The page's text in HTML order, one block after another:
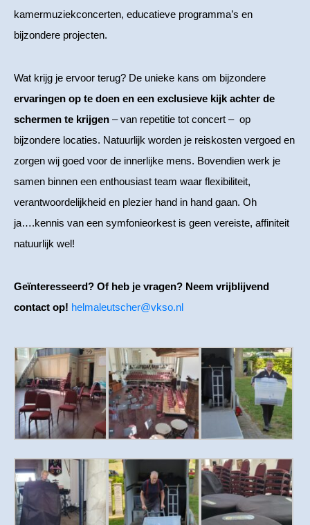
kamermuziekconcerten, educatieve programma’s en
bijzondere projecten.
Wat krijg je ervoor terug? De unieke kans om bijzondere
ervaringen op te doen en een exclusieve kijk achter de
schermen te krijgen – van repetitie tot concert – op
bijzondere locaties. Natuurlijk worden je reiskosten vergoed en
zorgen wij goed voor de innerlijke mens. Bovendien werk je
samen binnen een enthousiast team waar flexibiliteit,
verantwoordelijkheid en plezier hand in hand gaan. Oh
ja….kennis van een symfonieorkest is geen vereiste, affiniteit
natuurlijk wel!
Geïnteresseerd? Of heb je vragen? Neem vrijblijvend
contact op! helmaleutscher@vkso.nl